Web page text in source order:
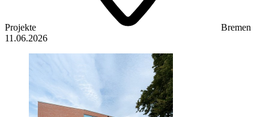
Projekte
Bremen
11.06.2026